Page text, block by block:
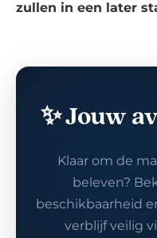
zullen in een later
✨ Jouw
Klaar om de
beleven?
beschikbaarheid
verblijf veilig